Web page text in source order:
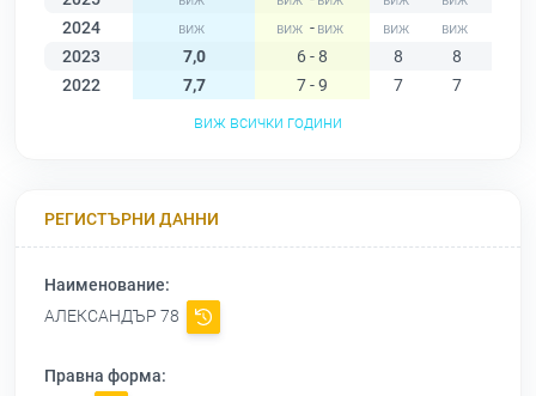
2024
-
2023
7,0 6 - 8 8 8
2022
7,7 7 - 9 7 7
виж всички години
РЕГИСТЪРНИ ДАННИ
Наименование:
АЛЕКСАНДЪР 78
Правна форма: